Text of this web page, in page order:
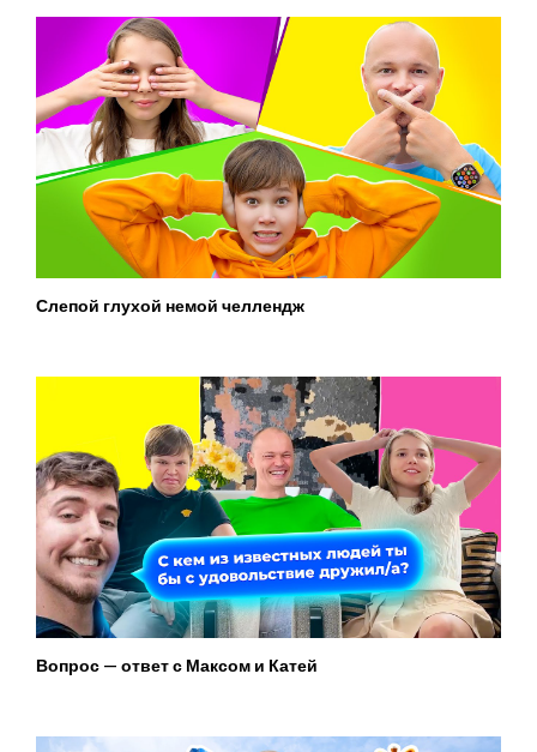
Слепой глухой немой челлендж
Вопрос — ответ с Максом и Катей